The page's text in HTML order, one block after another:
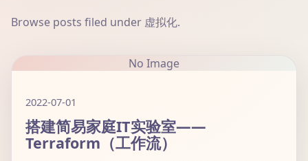
Browse posts filed under 虚拟化.
No Image
2022-07-01
搭建简易家庭IT实验室——
Terraform（工作流）